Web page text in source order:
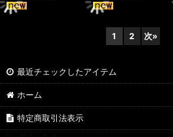
1 2 次»
最近チェックしたアイテム
ホーム
特定商取引法表示